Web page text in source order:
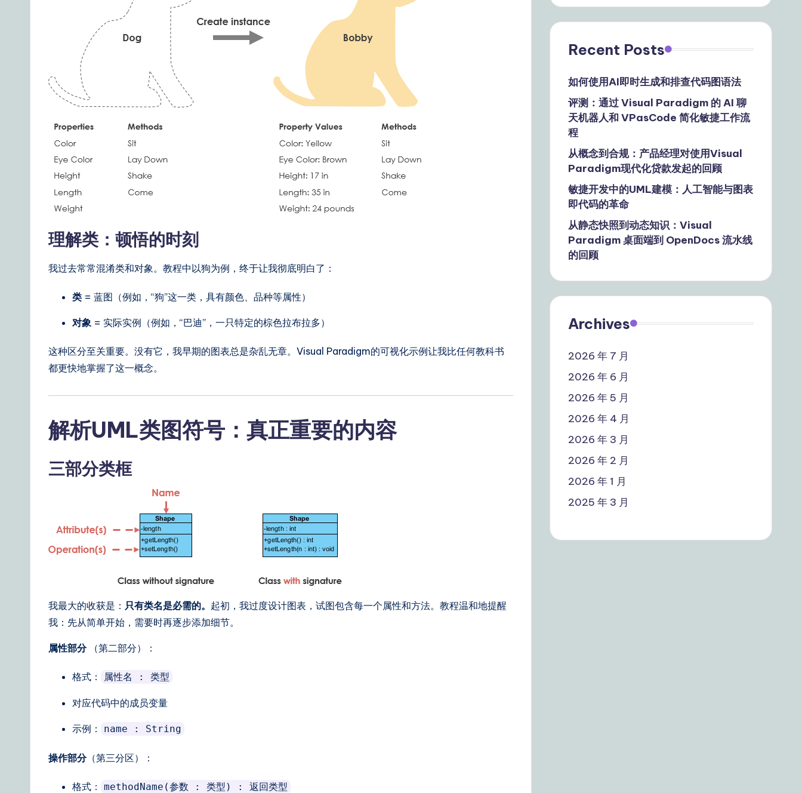
ui
&
ft
w
ti
理解类：顿悟的时刻
我过去常常混淆类和对象。教程中以狗为例，终于让我彻底明白了：
类 = 蓝图（例如，“狗”这一类，具有颜色、品种等属性）
对象 = 实际实例（例如，“巴迪”，一只特定的棕色拉布拉多）
这种区分至关重要。没有它，我早期的图表总是杂乱无章。Visual Paradigm的可视化示例让我比任何教科书
都更快地掌握了这一概念。
解析UML类图符号：真正重要的内容
三部分类框
我最大的收获是： 只有类名是必需的。 起初，我过度设计图表，试图包含每一个属性和方法。教程温和地提醒
我：先从简单开始，需要时再逐步添加细节。
属性部分（第二部分）：
格式： 属性名 : 类型
对应代码中的成员变量
示例： name : String
操作部分（第三分区）：
格式： methodName(参数 : 类型) : 返回类型
Recent Posts
如何使用AI即时生成和排查代码图语法
评测：通过 Visual Paradigm 的 AI 聊
天机器人和 VPasCode 简化敏捷工作流
程
从概念到合规：产品经理对使用Visual
Paradigm现代化贷款发起的回顾
敏捷开发中的UML建模：人工智能与图表
即代码的革命
从静态快照到动态知识：Visual
Paradigm 桌面端到 OpenDocs 流水线
的回顾
Archives
2026 年 7 月
2026 年 6 月
2026 年 5 月
2026 年 4 月
2026 年 3 月
2026 年 2 月
2026 年 1 月
2025 年 3 月